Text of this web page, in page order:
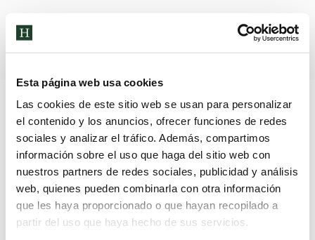
Esta página web usa cookies
Las cookies de este sitio web se usan para personalizar
el contenido y los anuncios, ofrecer funciones de redes
sociales y analizar el tráfico. Además, compartimos
información sobre el uso que haga del sitio web con
nuestros partners de redes sociales, publicidad y análisis
web, quienes pueden combinarla con otra información
que les haya proporcionado o que hayan recopilado a
partir del uso que haya hecho de sus servicios.
Archivos diarios:
20 de enero de
2026